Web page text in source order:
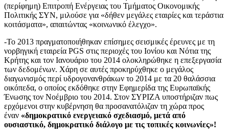
(περίφημη) Επιτροπή Ενέργειας του Τμήματος Οικονομικής
Πολιτικής ΣΥΝ, μιλούσε για «δήθεν μεγάλες εταιρίες και τεράστια
κοιτάσματα», απαιτώντας «κοινωνικό έλεγχο».
-Το 2013 πραγματοποιήθηκαν επίσημες σεισμικές έρευνες με τη
νορβηγική εταιρεία PGS στις περιοχές του Ιονίου και Νότια της
Κρήτης και τον Ιανουάριο του 2014 ολοκληρώθηκε η επεξεργασία
των δεδομένων. Χάρη σε αυτές προκηρύχθηκε ο μεγάλος
διαγωνισμός περί υδρογονανθράκων το 2014 με τα 20 θαλάσσια
οικόπεδα, ο οποίος εκδόθηκε στην Εφημερίδα της Ευρωπαϊκής
Ένωσης τον Νοέμβριο του 2014. Στον ΣΥΡΙΖΑ υποστήριζαν πως
ερχόμενοι στην κυβέρνηση θα προσανατόλιζαν τη χώρα προς
έναν «δημοκρατικό ενεργειακό σχεδιασμό, μετά από
ουσιαστικό, δημοκρατικό διάλογο με τις τοπικές κοινωνίες»!